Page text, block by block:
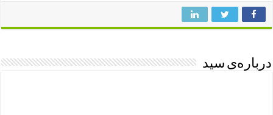
درباره‌ی سید